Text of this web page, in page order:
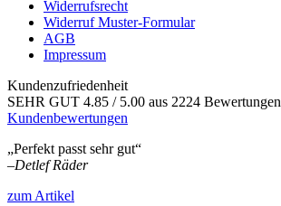
Widerrufsrecht
Widerruf Muster-Formular
AGB
Impressum
Kundenzufriedenheit
SEHR GUT 4.85 / 5.00 aus 2224 Bewertungen
Kundenbewertungen
„Perfekt passt sehr gut“
–Detlef Räder
zum Artikel